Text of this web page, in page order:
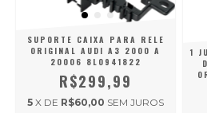
SUPORTE CAIXA PARA RELE
ORIGINAL AUDI A3 2000 A
20006 8L0941822
R$299,99
5 X DE R$60,00 SEM JUROS
1